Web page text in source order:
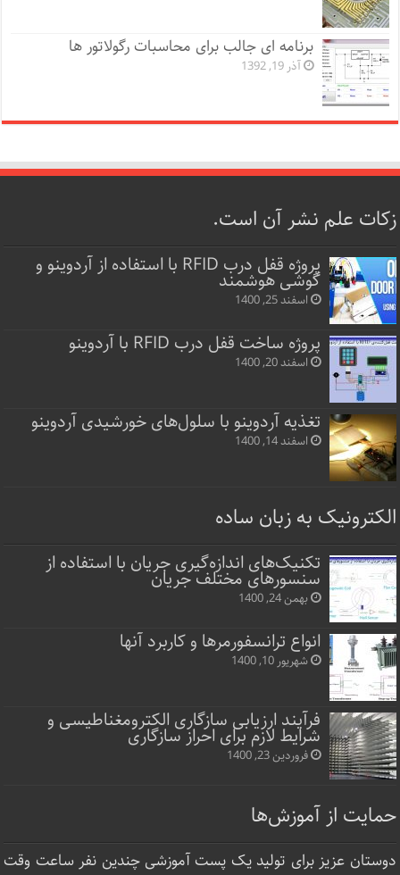
برنامه ای جالب برای محاسبات رگولاتور ها
آذر 19, 1392
زکات علم نشر آن است.
پروژه قفل‌ درب RFID با استفاده از آردوینو و
گوشی هوشمند
اسفند 25, 1400
پروژه ساخت قفل‌ درب RFID با آردوینو
اسفند 20, 1400
تغذیه آردوینو با سلول‌های خورشیدی آردوینو
اسفند 14, 1400
الکترونیک به زبان ساده
تکنیک‌های اندازه‌گیری جریان با استفاده از
سنسورهای مختلف جریان
بهمن 24, 1400
انواع ترانسفورمرها و کاربرد آنها
شهریور 10, 1400
فرآیند ارزیابی سازگاری الکترومغناطیسی و
شرایط لازم برای احراز سازگاری
فروردین 23, 1400
حمایت از آموزش‌ها
دوستان عزیز برای تولید یک پست آموزشی چندین نفر ساعت‌ وقت